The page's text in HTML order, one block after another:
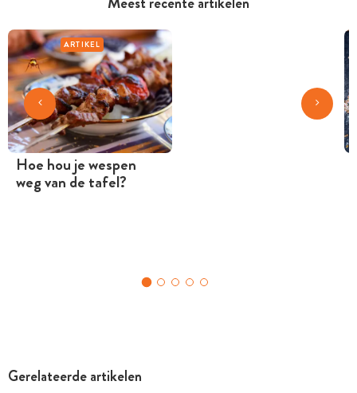
ARTIKEL
Hoe hou je wespen
weg van de tafel?
Gerelateerde artikelen